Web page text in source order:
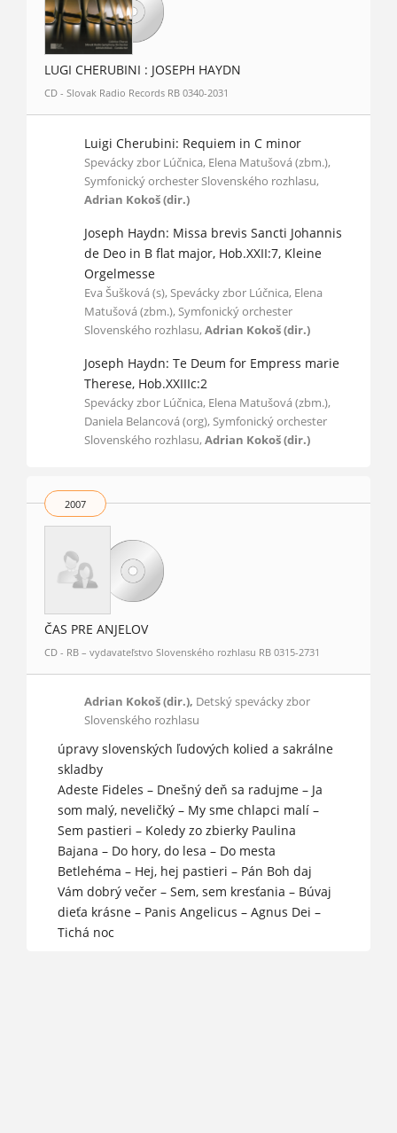
LUGI CHERUBINI : JOSEPH HAYDN
CD - Slovak Radio Records RB 0340-2031
Luigi Cherubini: Requiem in C minor
Spevácky zbor Lúčnica, Elena Matušová (zbm.),
Symfonický orchester Slovenského rozhlasu,
Adrian Kokoš (dir.)
Joseph Haydn: Missa brevis Sancti Johannis
de Deo in B flat major, Hob.XXII:7, Kleine
Orgelmesse
Eva Šušková (s), Spevácky zbor Lúčnica, Elena
Matušová (zbm.), Symfonický orchester
Slovenského rozhlasu, Adrian Kokoš (dir.)
Joseph Haydn: Te Deum for Empress marie
Therese, Hob.XXIIIc:2
Spevácky zbor Lúčnica, Elena Matušová (zbm.),
Daniela Belancová (org), Symfonický orchester
Slovenského rozhlasu, Adrian Kokoš (dir.)
2007
ČAS PRE ANJELOV
CD - RB – vydavateľstvo Slovenského rozhlasu RB 0315-2731
Adrian Kokoš (dir.), Detský spevácky zbor
Slovenského rozhlasu
úpravy slovenských ľudových kolied a sakrálne
skladby
Adeste Fideles – Dnešný deň sa radujme – Ja
som malý, neveličký – My sme chlapci malí –
Sem pastieri – Koledy zo zbierky Paulina
Bajana – Do hory, do lesa – Do mesta
Betlehéma – Hej, hej pastieri – Pán Boh daj
Vám dobrý večer – Sem, sem kresťania – Búvaj
dieťa krásne – Panis Angelicus – Agnus Dei –
Tichá noc